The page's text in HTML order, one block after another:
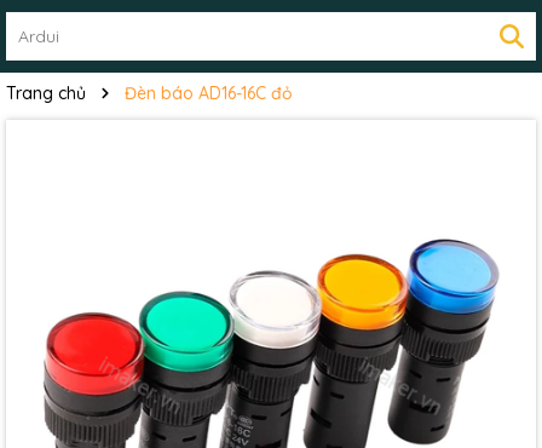
Trang chủ Đèn báo AD16-16C đỏ
Mã giảm giá:
Ngày hết hạn: